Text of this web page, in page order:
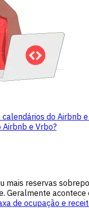
do Airbnb
e Vrbo?
mais reservas
Geralmente
de ocupação e